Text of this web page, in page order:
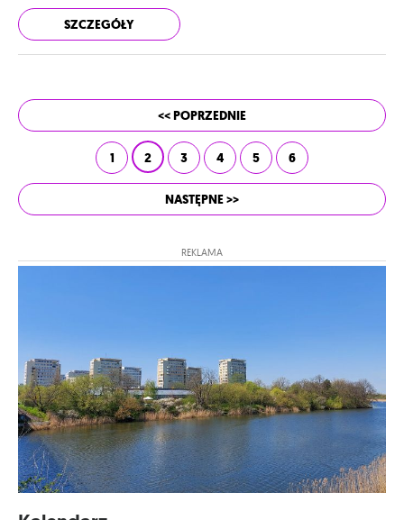
SZCZEGÓŁY
<< POPRZEDNIE
1 2 3 4 5 6
NASTĘPNE >>
REKLAMA